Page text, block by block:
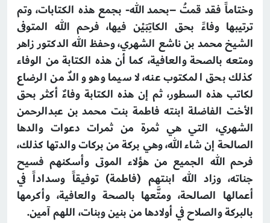
وختاماً فقد قمتُ –بحمد الله- بجمع هذه الكتابات، وتم
ترتيبها وفاءً بحق الكاتِبَيْن فيها، فرحم الله المتوفى
الشيخ محمد بن ناشع الشهري، وحفظ الله الدكتور زاهر
ومتعه بالصحة والعافية، كما أن هذه الكتابة من الوفاء
كذلك بحق المكتوب عنه، لا سيما وهو والدٌ من الرضاع
لكاتب هذه السطور، ثم إن هذه الكتابة وفاءٌ أكثر بحق
الأخت الفاضلة ابنته فاطمة بنت محمد بن عبدالرحمن
الشهري، التي هي ثمرة من ثمرات دعوات والدها
الصالحة إن شاء الله، وهي بركة من بركات والدتها كذلك،
فرحم الله الجميع من هؤلاء الموتى وأسكنهم فسيح
جناته، وزاد الله ابنتهم (فاطمة) توفيقاً وسداداً في
أعمالها الصالحة، ومتَّعها بالصحة والعافية، وأكرمها
بالبركة والصلاح في أولادها من بنين وبنات، اللهم آمين.